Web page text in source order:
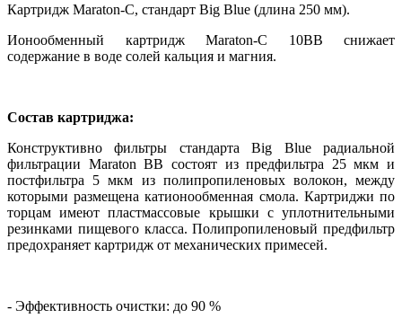
Картридж Maraton-C, стандарт Big Blue (длина 250 мм).
Ионообменный картридж Maraton-C 10BB снижает
содержание в воде солей кальция и магния.
Состав картриджа:
Конструктивно фильтры стандарта Big Blue радиальной
фильтрации Maraton BB состоят из предфильтра 25 мкм и
постфильтра 5 мкм из полипропиленовых волокон, между
которыми размещена катионообменная смола. Картриджи по
торцам имеют пластмассовые крышки с уплотнительными
резинками пищевого класса. Полипропиленовый предфильтр
предохраняет картридж от механических примесей.
- Эффективность очистки: до 90 %